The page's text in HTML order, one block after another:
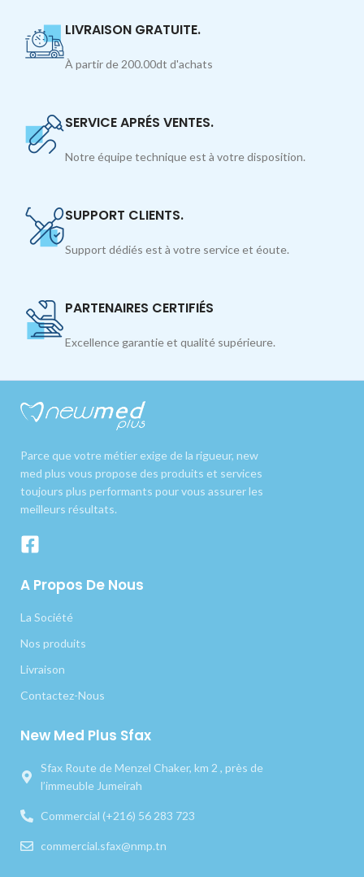
LIVRAISON GRATUITE.
À partir de 200.00dt d'achats
SERVICE APRÉS VENTES.
Notre équipe technique est à votre disposition.
SUPPORT CLIENTS.
Support dédiés est à votre service et éoute.
PARTENAIRES CERTIFIÉS
Excellence garantie et qualité supérieure.
Parce que votre métier exige de la rigueur, new
med plus vous propose des produits et services
toujours plus performants pour vous assurer les
meilleurs résultats.
A Propos De Nous
La Société
Nos produits
Livraison
Contactez-Nous
New Med Plus Sfax
Sfax Route de Menzel Chaker, km 2 , près de
l’immeuble Jumeirah
Commercial (+216) 56 283 723
commercial.sfax@nmp.tn